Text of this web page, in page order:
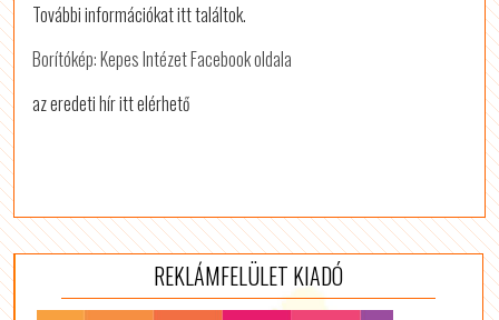
További információkat itt találtok.
Borítókép: Kepes Intézet Facebook oldala
az eredeti hír itt elérhető
REKLÁMFELÜLET KIADÓ